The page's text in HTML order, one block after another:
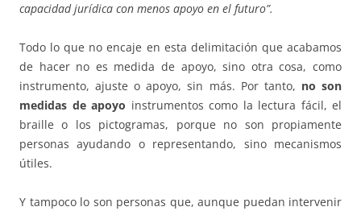
capacidad jurídica con menos apoyo en el futuro”.
Todo lo que no encaje en esta delimitación que acabamos
de hacer no es medida de apoyo, sino otra cosa, como
instrumento, ajuste o apoyo, sin más. Por tanto, no son
medidas de apoyo instrumentos como la lectura fácil, el
braille o los pictogramas, porque no son propiamente
personas ayudando o representando, sino mecanismos
útiles.
Y tampoco lo son personas que, aunque puedan intervenir